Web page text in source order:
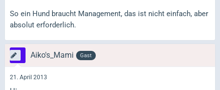
So ein Hund braucht Management, das ist nicht einfach, aber
absolut erforderlich.
Aiko's_Mami Gast
21. April 2013